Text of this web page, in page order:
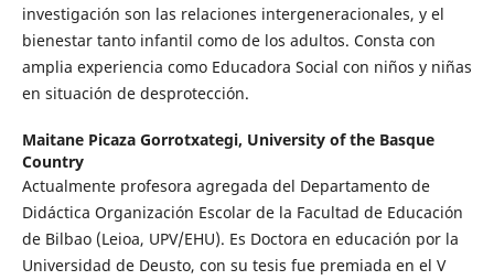
investigación son las relaciones intergeneracionales, y el
bienestar tanto infantil como de los adultos. Consta con
amplia experiencia como Educadora Social con niños y niñas
en situación de desprotección.
Maitane Picaza Gorrotxategi, University of the Basque
Country
Actualmente profesora agregada del Departamento de
Didáctica Organización Escolar de la Facultad de Educación
de Bilbao (Leioa, UPV/EHU). Es Doctora en educación por la
Universidad de Deusto, con su tesis fue premiada en el V